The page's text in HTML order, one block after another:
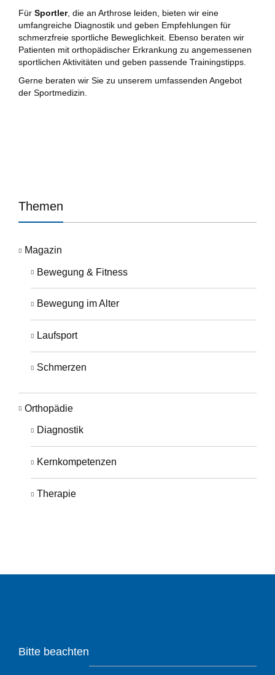
Für Sportler, die an Arthrose leiden, bieten wir eine
umfangreiche Diagnostik und geben Empfehlungen für
schmerzfreie sportliche Beweglichkeit. Ebenso beraten wir
Patienten mit orthopädischer Erkrankung zu angemessenen
sportlichen Aktivitäten und geben passende Trainingstipps.
Gerne beraten wir Sie zu unserem umfassenden Angebot
der Sportmedizin.
Themen
Magazin
Bewegung & Fitness
Bewegung im Alter
Laufsport
Schmerzen
Orthopädie
Diagnostik
Kernkompetenzen
Therapie
Bitte beachten